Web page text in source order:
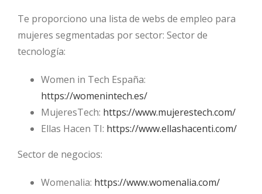
Te proporciono una lista de webs de empleo para
mujeres segmentadas por sector: Sector de
tecnología:
Women in Tech España:
https://womenintech.es/
MujeresTech: https://www.mujerestech.com/
Ellas Hacen TI: https://www.ellashacenti.com/
Sector de negocios:
Womenalia: https://www.womenalia.com/